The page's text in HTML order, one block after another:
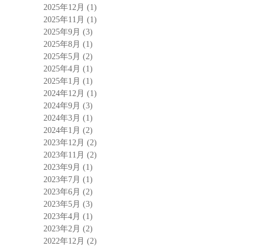
2025年12月 (1)
2025年11月 (1)
2025年9月 (3)
2025年8月 (1)
2025年5月 (2)
2025年4月 (1)
2025年1月 (1)
2024年12月 (1)
2024年9月 (3)
2024年3月 (1)
2024年1月 (2)
2023年12月 (2)
2023年11月 (2)
2023年9月 (1)
2023年7月 (1)
2023年6月 (2)
2023年5月 (3)
2023年4月 (1)
2023年2月 (2)
2022年12月 (2)